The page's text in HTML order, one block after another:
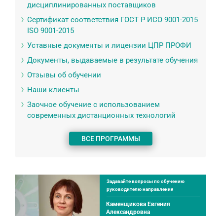
дисциплинированных поставщиков
Сертификат соответствия ГОСТ Р ИСО 9001-2015
ISO 9001-2015
Уставные документы и лицензии ЦПР ПРОФИ
Документы, выдаваемые в результате обучения
Отзывы об обучении
Наши клиенты
Заочное обучение с использованием
современных дистанционных технологий
ВСЕ ПРОГРАММЫ
Задавайте вопросы по обучению
руководителю направления
Каменщикова Евгения
Александровна